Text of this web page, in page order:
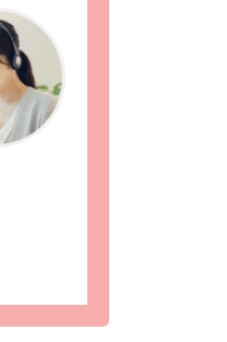
受付・エントランス:
いすでも出入りしや